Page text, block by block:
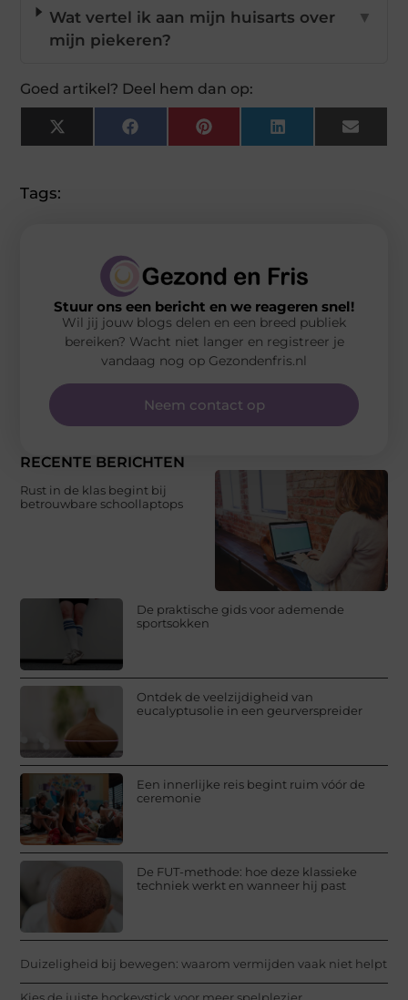
Wat vertel ik aan mijn huisarts over
mijn piekeren?
▼
Goed artikel? Deel hem dan op:
X
(Twitter)
FacebookPinterestLinkedInEmail
Tags:
RECENTE BERICHTEN
Rust in de klas begint bij
betrouwbare schoollaptops
De praktische gids voor ademende
sportsokken
Ontdek de veelzijdigheid van
eucalyptusolie in een geurverspreider
Een innerlijke reis begint ruim vóór de
ceremonie
De FUT-methode: hoe deze klassieke
techniek werkt en wanneer hij past
Duizeligheid bij bewegen: waarom vermijden vaak niet helpt
Kies de juiste hockeystick voor meer spelplezier
Stuur ons een bericht en we reageren snel!
Wil jij jouw blogs delen en een breed publiek
bereiken? Wacht niet langer en registreer je
vandaag nog op Gezondenfris.nl
Neem contact op